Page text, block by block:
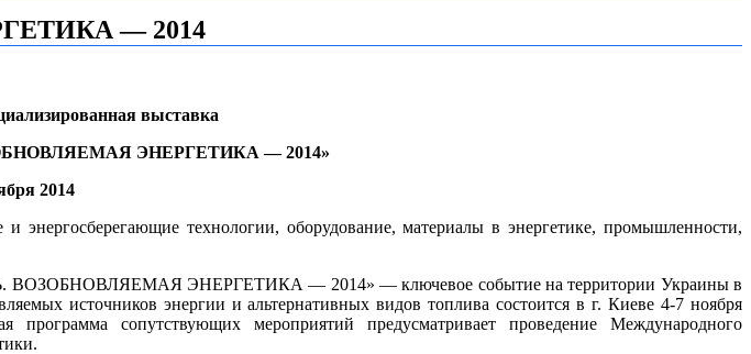
— 2014
выставка
ЭНЕРГЕТИКА — 2014»
2014
энергосберегающие технологии, оборудование, материалы в энергетике, промышленности,
ВОЗОБНОВЛЯЕМАЯ ЭНЕРГЕТИКА — 2014» — ключевое событие на территории Украины в
источников энергии и альтернативных видов топлива состоится в г. Киеве 4-7 ноября
сопутствующих мероприятий предусматривает проведение Международного